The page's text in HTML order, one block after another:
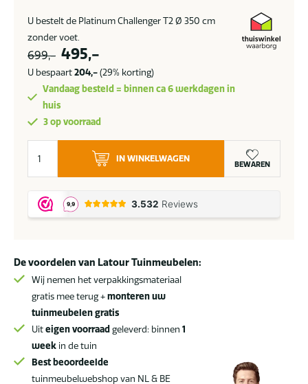
U bestelt de Platinum Challenger T2 Ø 350 cm
zonder voet.
699,- Oorspronkelijke
prijs
was:
495,-
prijs
is:
U bespaart204,-(29% korting)
Vandaag besteld = binnen ca 6 werkdagen in
huis
3 op voorraad
Challenger
T2
350
+
hoes
aantal
IN WINKELWAGEN
BEWAREN
De voordelen van Latour Tuinmeubelen:
Wij nemen het verpakkingsmateriaal
gratis mee terug +monteren uw
tuinmeubelen gratis
Uiteigen voorraad geleverd: binnen 1
week in de tuin
Best beoordeelde
tuinmeubelwebshop van NL & BE